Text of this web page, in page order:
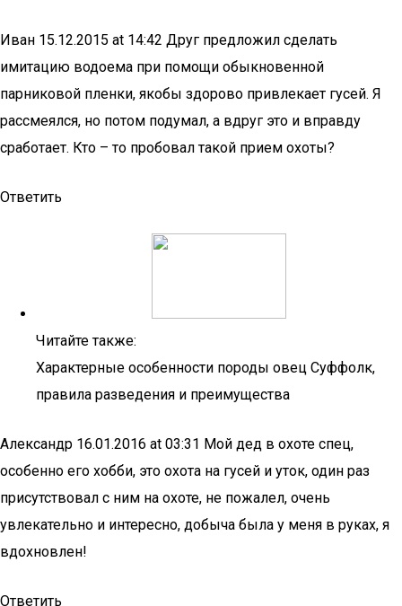
Иван 15.12.2015 at 14:42 Друг предложил сделать
имитацию водоема при помощи обыкновенной
парниковой пленки, якобы здорово привлекает гусей. Я
рассмеялся, но потом подумал, а вдруг это и вправду
сработает. Кто – то пробовал такой прием охоты?
Ответить
Читайте также:
Характерные особенности породы овец Суффолк,
правила разведения и преимущества
Александр 16.01.2016 at 03:31 Мой дед в охоте спец,
особенно его хобби, это охота на гусей и уток, один раз
присутствовал с ним на охоте, не пожалел, очень
увлекательно и интересно, добыча была у меня в руках, я
вдохновлен!
Ответить